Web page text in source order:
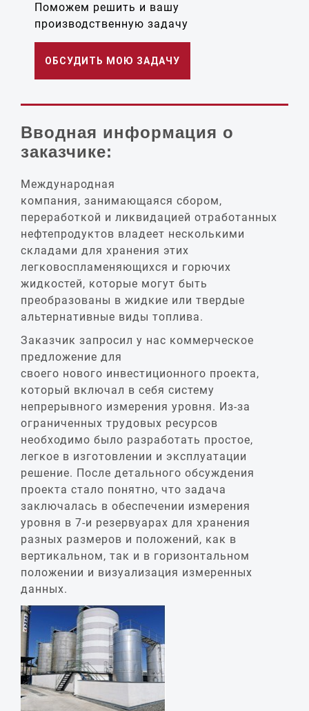
Поможем решить и вашу
производственную задачу
ОБСУДИТЬ МОЮ ЗАДАЧУ
Вводная информация о
заказчике:
Международная
компания, занимающаяся сбором,
переработкой и ликвидацией отработанных
нефтепродуктов владеет несколькими
складами для хранения этих
легковоспламеняющихся и горючих
жидкостей, которые могут быть
преобразованы в жидкие или твердые
альтернативные виды топлива.
Заказчик запросил у нас коммерческое
предложение для
своего нового инвестиционного проекта,
который включал в себя систему
непрерывного измерения уровня. Из-за
ограниченных трудовых ресурсов
необходимо было разработать простое,
легкое в изготовлении и эксплуатации
решение. После детального обсуждения
проекта стало понятно, что задача
заключалась в обеспечении измерения
уровня в 7-и резервуарах для хранения
разных размеров и положений, как в
вертикальном, так и в горизонтальном
положении и визуализация измеренных
данных.